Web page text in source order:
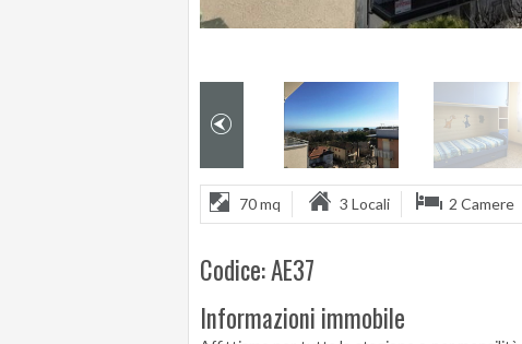
70 mq 3 Locali 2 Camere
Codice: AE37
Informazioni immobile